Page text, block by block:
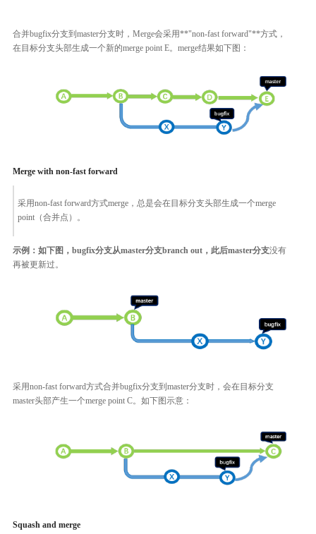
合并bugfix分支到master分支时，Merge会采用**"non-fast forward"**方式，
在目标分支头部生成一个新的merge point E。merge结果如下图：
Merge with non-fast forward
采用non-fast forward方式merge，总是会在目标分支头部生成一个merge
point（合并点）。
示例：如下图，bugfix分支从master分支branch out，此后master分支没有
再被更新过。
采用non-fast forward方式合并bugfix分支到master分支时，会在目标分支
master头部产生一个merge point C。如下图示意：
Squash and merge